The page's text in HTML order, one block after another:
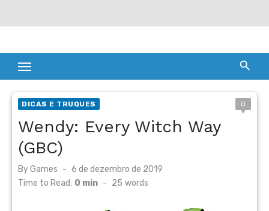
DICAS E TRUQUES 0
Wendy: Every Witch Way
(GBC)
ByGames
Posted
on
6 de dezembro de 2019
Time to Read: 0 min - 25 words